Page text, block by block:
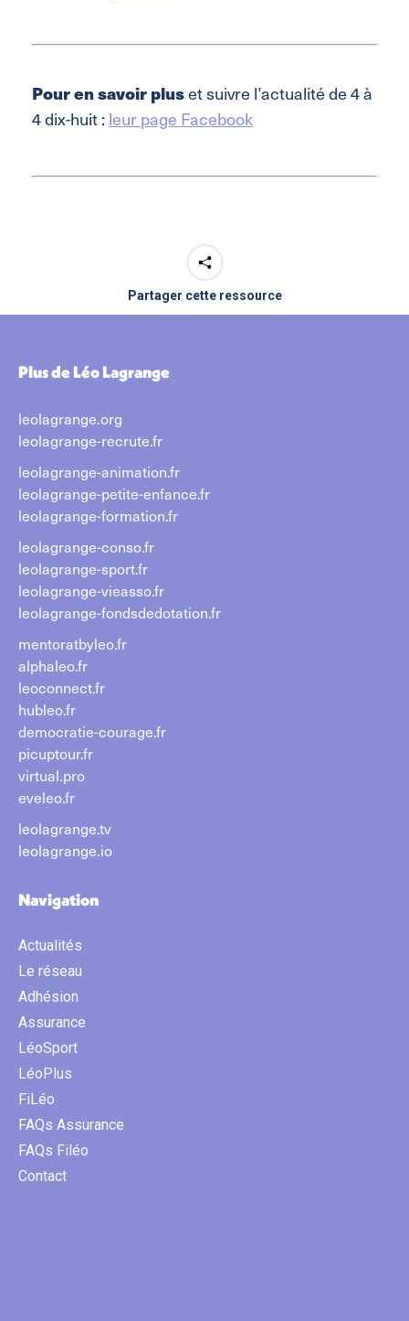
Pour en savoir pluset suivre l’actualité de 4 à
4 dix-huit : leur page Facebook
Partager cette ressource
Plus de Léo Lagrange
leolagrange.org
leolagrange-recrute.fr
leolagrange-animation.fr
leolagrange-petite-enfance.fr
leolagrange-formation.fr
leolagrange-conso.fr
leolagrange-sport.fr
leolagrange-vieasso.fr
leolagrange-fondsdedotation.fr
mentoratbyleo.fr
alphaleo.fr
leoconnect.fr
hubleo.fr
democratie-courage.fr
picuptour.fr
virtual.pro
eveleo.fr
leolagrange.tv
leolagrange.io
Navigation
Actualités
Le réseau
Adhésion
Assurance
LéoSport
LéoPlus
FiLéo
FAQs Assurance
FAQs Filéo
Contact